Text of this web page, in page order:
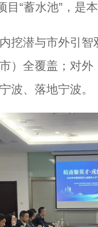
“蓄水池”，是
潜与市外引智
）全覆盖；对
波、落地宁波。